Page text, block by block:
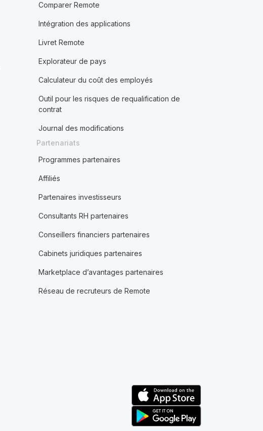
Comparer Remote
Intégration des applications
Livret Remote
Explorateur de pays
Calculateur du coût des employés
Outil pour les risques de requalification de
contrat
Journal des modifications
Partenariats
Programmes partenaires
Affiliés
Partenaires investisseurs
Consultants RH partenaires
Conseillers financiers partenaires
Cabinets juridiques partenaires
Marketplace d’avantages partenaires
Réseau de recruteurs de Remote